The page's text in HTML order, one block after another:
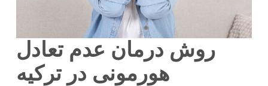
روش درمان عدم تعادل
هورمونی در ترکیه